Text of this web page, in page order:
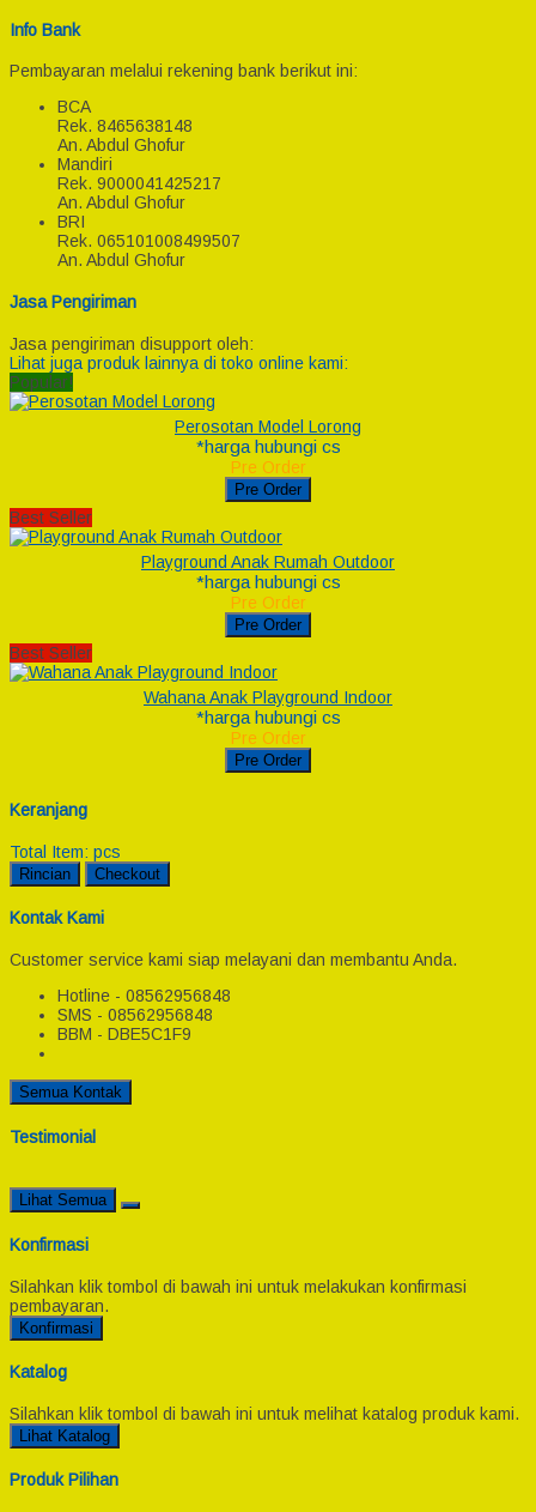
Info Bank
Pembayaran melalui rekening bank berikut ini:
BCA
Rek. 8465638148
An. Abdul Ghofur
Mandiri
Rek. 9000041425217
An. Abdul Ghofur
BRI
Rek. 065101008499507
An. Abdul Ghofur
Jasa Pengiriman
Jasa pengiriman disupport oleh:
Lihat juga produk lainnya di toko online kami:
Popular!
Perosotan Model Lorong
*harga hubungi cs
Pre Order
Pre Order
Best Seller
Playground Anak Rumah Outdoor
*harga hubungi cs
Pre Order
Pre Order
Best Seller
Wahana Anak Playground Indoor
*harga hubungi cs
Pre Order
Pre Order
Keranjang
Total Item: pcs
Rincian Checkout
Kontak Kami
Customer service kami siap melayani dan membantu Anda.
Hotline - 08562956848
SMS - 08562956848
BBM - DBE5C1F9
Semua Kontak
Testimonial
Lihat Semua
Konfirmasi
Silahkan klik tombol di bawah ini untuk melakukan konfirmasi
pembayaran.
Konfirmasi
Katalog
Silahkan klik tombol di bawah ini untuk melihat katalog produk kami.
Lihat Katalog
Produk Pilihan